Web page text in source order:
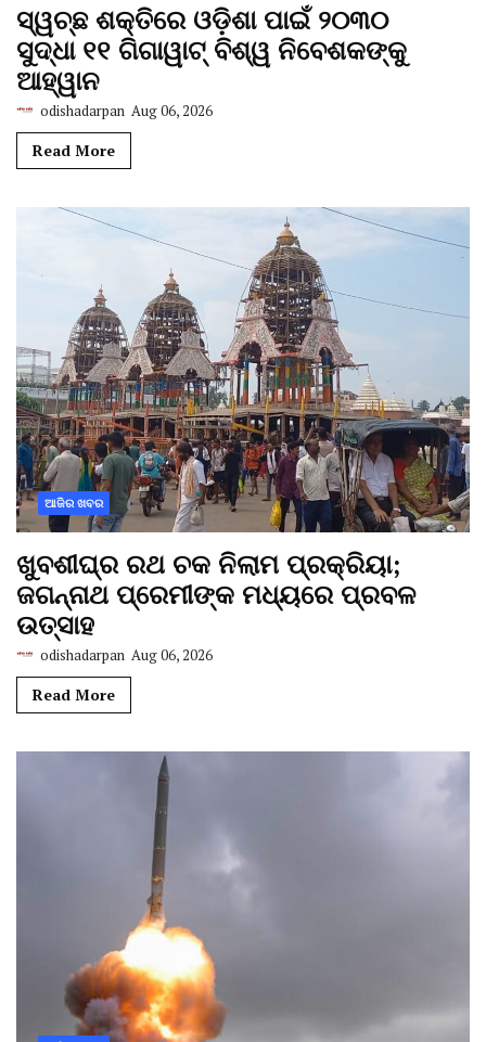
ସ୍ୱଚ୍ଛ ଶକ୍ତିରେ ଓଡ଼ିଶା ପାଇଁ ୨୦୩୦
ସୁଦ୍ଧା ୧୧ ଗିଗାୱାଟ୍ ବିଶ୍ୱ ନିବେଶକଙ୍କୁ
ଆହ୍ୱାନ
odishadarpan Aug 06, 2026
Read More
ଆଜିର ଖବର
ଖୁବଶୀଘ୍ର ରଥ ଚକ ନିଲାମ ପ୍ରକ୍ରିୟା;
ଜଗନ୍ନାଥ ପ୍ରେମୀଙ୍କ ମଧ୍ୟରେ ପ୍ରବଳ
ଉତ୍ସାହ
odishadarpan Aug 06, 2026
Read More